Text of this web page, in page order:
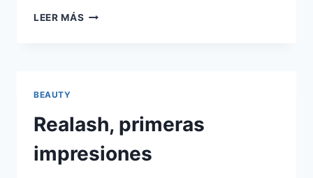
LEER MÁS CORRECTORES
BEAUTY
Realash, primeras
impresiones